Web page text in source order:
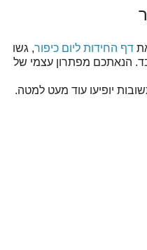
דף החידות ליום כיפור, גשו
הנאתכם מפתרון עצמי של
יופיעו עוד מעט למטה.